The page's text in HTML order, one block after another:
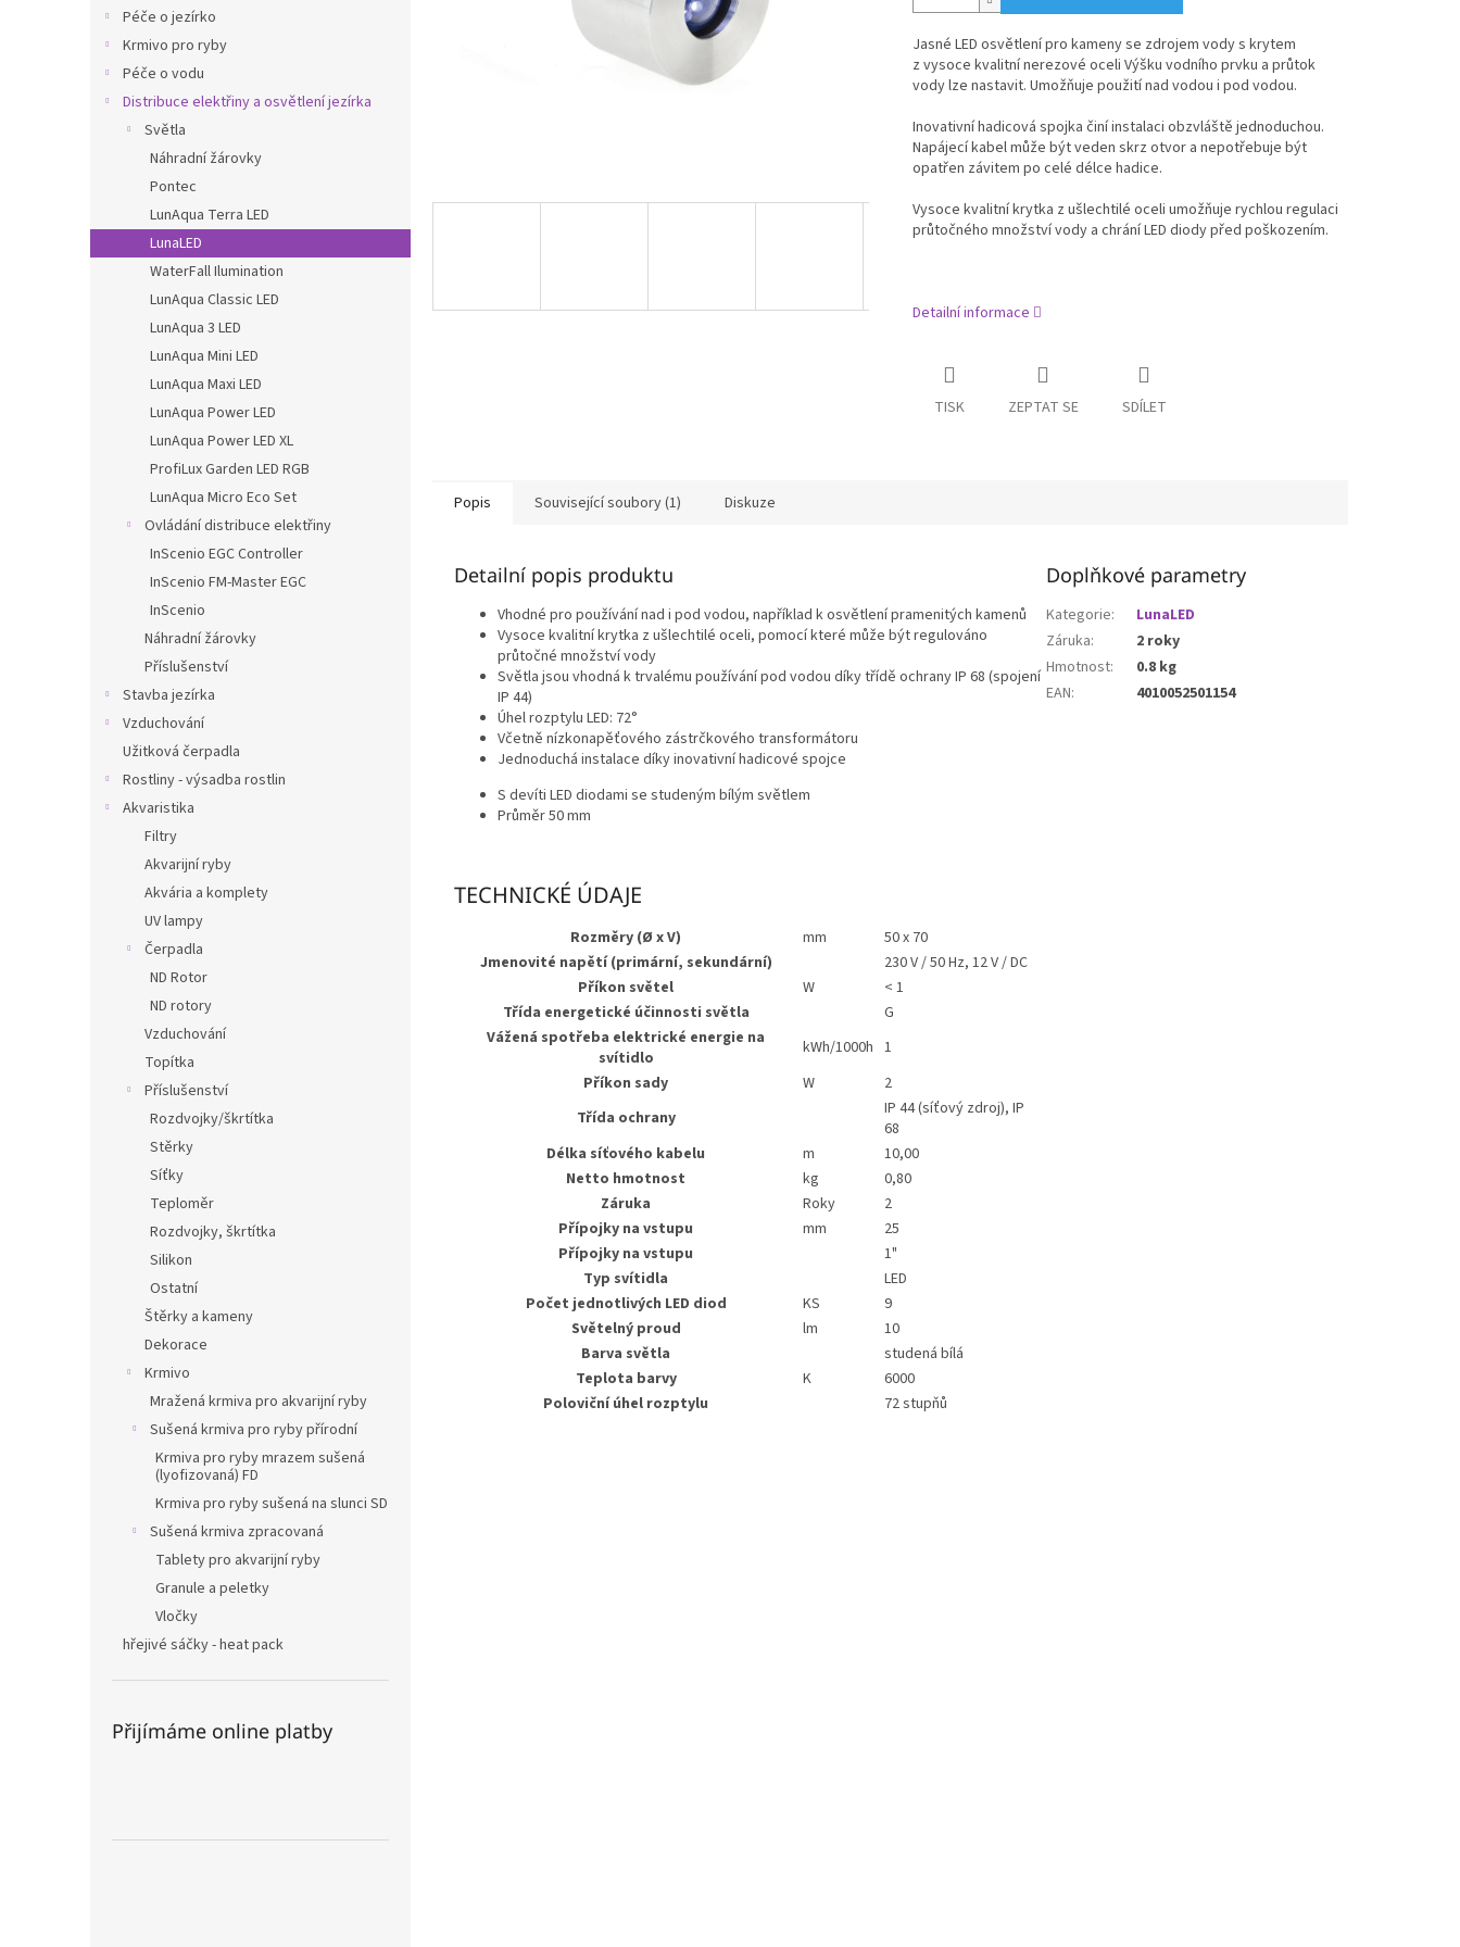
Péče o jezírko
Krmivo pro ryby
Péče o vodu
Distribuce elektřiny a osvětlení jezírka
Světla
Náhradní žárovky
Pontec
LunAqua Terra LED
LunaLED
WaterFall Ilumination
LunAqua Classic LED
LunAqua 3 LED
LunAqua Mini LED
LunAqua Maxi LED
LunAqua Power LED
LunAqua Power LED XL
ProfiLux Garden LED RGB
LunAqua Micro Eco Set
Ovládání distribuce elektřiny
InScenio EGC Controller
InScenio FM-Master EGC
InScenio
Náhradní žárovky
Příslušenství
Stavba jezírka
Vzduchování
Užitková čerpadla
Rostliny - výsadba rostlin
Akvaristika
Filtry
Akvarijní ryby
Akvária a komplety
UV lampy
Čerpadla
ND Rotor
ND rotory
Vzduchování
Topítka
Příslušenství
Rozdvojky/škrtítka
Stěrky
Síťky
Teploměr
Rozdvojky, škrtítka
Silikon
Ostatní
Štěrky a kameny
Dekorace
Krmivo
Mražená krmiva pro akvarijní ryby
Sušená krmiva pro ryby přírodní
Krmiva pro ryby mrazem sušená
(lyofizovaná) FD
Krmiva pro ryby sušená na slunci SD
Sušená krmiva zpracovaná
Tablety pro akvarijní ryby
Granule a peletky
Vločky
hřejivé sáčky - heat pack
Přijímáme online platby
Jasné LED osvětlení pro kameny se zdrojem vody s krytem
z vysoce kvalitní nerezové oceli Výšku vodního prvku a průtok
vody lze nastavit. Umožňuje použití nad vodou i pod vodou.
Inovativní hadicová spojka činí instalaci obzvláště jednoduchou.
Napájecí kabel může být veden skrz otvor a nepotřebuje být
opatřen závitem po celé délce hadice.
Vysoce kvalitní krytka z ušlechtilé oceli umožňuje rychlou regulaci
průtočného množství vody a chrání LED diody před poškozením.
Detailní informace
TISK ZEPTAT SE SDÍLET
Popis Související soubory (1) Diskuze
Detailní popis produktu
Vhodné pro používání nad i pod vodou, například k osvětlení pramenitých kamenů
Vysoce kvalitní krytka z ušlechtilé oceli, pomocí které může být regulováno
průtočné množství vody
Světla jsou vhodná k trvalému používání pod vodou díky třídě ochrany IP 68 (spojení
IP 44)
Úhel rozptylu LED: 72°
Včetně nízkonapěťového zástrčkového transformátoru
Jednoduchá instalace díky inovativní hadicové spojce
S devíti LED diodami se studeným bílým světlem
Průměr 50 mm
TECHNICKÉ ÚDAJE
Rozměry (Ø x V) mm
50 x 70
Jmenovité napětí (primární, sekundární)
230 V / 50 Hz, 12 V / DC
Příkon světel
W
< 1
Třída energetické účinnosti světla
G
Vážená spotřeba elektrické energie na
svítidlo
kWh/1000h 1
Příkon sady
W
2
Třída ochrany
IP 44 (síťový zdroj), IP
68
Délka síťového kabelu
m
10,00
Netto hmotnost
kg
0,80
Záruka
Roky
2
Přípojky na vstupu
mm
25
Přípojky na vstupu
1"
Typ svítidla
LED
Počet jednotlivých LED diod
KS
9
Světelný proud
lm
10
Barva světla
studená bílá
Teplota barvy
K
6000
Poloviční úhel rozptylu
72 stupňů
Doplňkové parametry
Kategorie:
LunaLED
Záruka:
2 roky
Hmotnost:
0.8 kg
EAN: 4010052501154